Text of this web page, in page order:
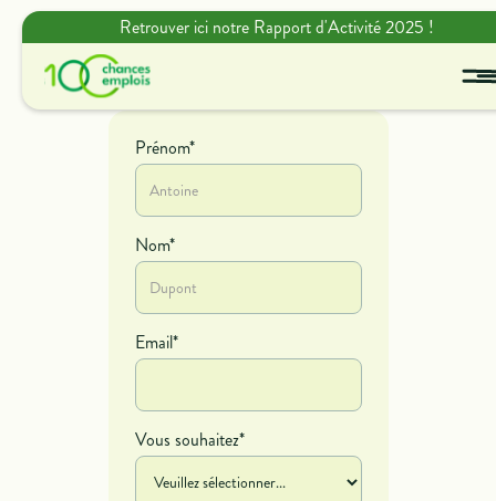
Retrouver ici notre Rapport d'Activité 2025 !
Prénom*
Nom*
Email*
Vous souhaitez*